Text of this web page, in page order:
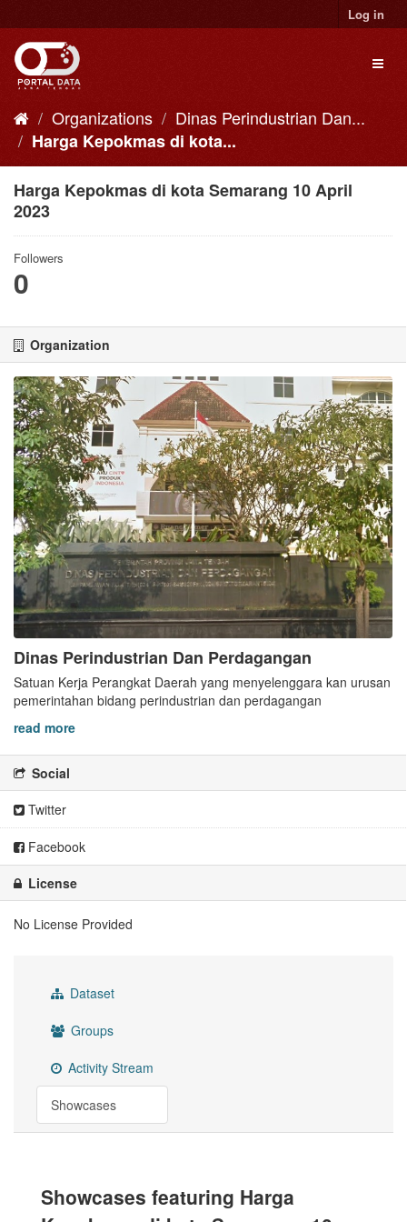
to
content
Log in
Organizations
Dinas Perindustrian Dan...
Harga Kepokmas di kota...
Harga Kepokmas di kota Semarang 10 April
2023
Followers
0
Organization
Dinas Perindustrian Dan Perdagangan
Satuan Kerja Perangkat Daerah yang menyelenggara kan urusan
pemerintahan bidang perindustrian dan perdagangan
read more
Social
Twitter
Facebook
License
No License Provided
Dataset
Groups
Activity Stream
Showcases
Showcases featuring Harga